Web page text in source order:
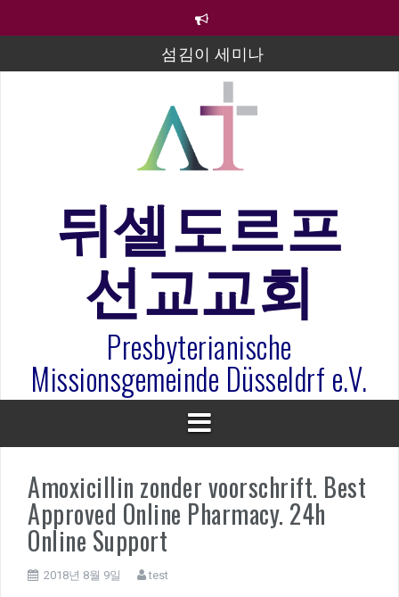
섬김이 세미나
김태희 자매 졸업연주
2023년 어린이 주일 유초등부 발표
라합3 나라 봉헌송
은퇴사-우선화 권사
20260322 주안에 가만히 머물기(요한복음 15:1-17) 손
훈목사
뒤셀도르프
선교교회
Presbyterianische
Missionsgemeinde Düsseldrf e.V.
Amoxicillin zonder voorschrift. Best
Approved Online Pharmacy. 24h
Online Support
2018년 8월 9일 test